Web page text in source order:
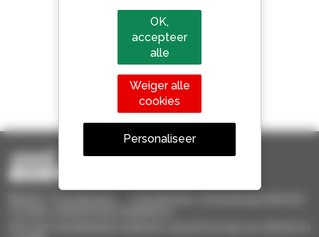
800 dealers
Manitou wereldwijd
1 van de 4 verreikers
Verkocht in de wereld is een manitou
OK,
accepteer
alle
Weiger alle
cookies
Personaliseer